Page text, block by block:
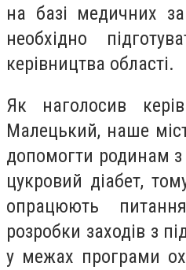
на базі медичних
необхідно
керівництва області.
Як наголосив
Малецький, наше
допомогти родинам
цукровий діабет,
опрацюють
розробки заходів з
у межах програми